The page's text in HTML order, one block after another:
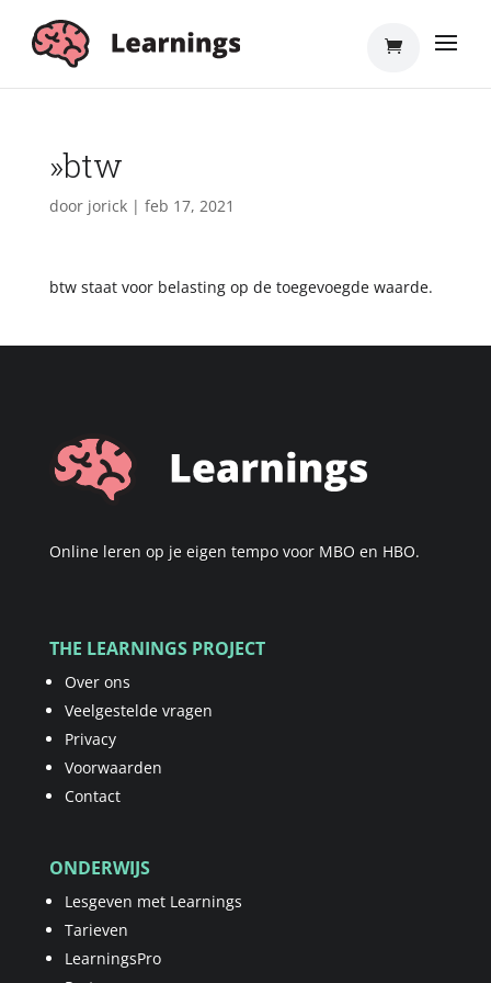
»btw
door jorick| feb 17, 2021
btw staat voor belasting op de toegevoegde waarde.
Online leren op je eigen tempo voor MBO en HBO.
THE LEARNINGS PROJECT
Over ons
Veelgestelde vragen
Privacy
Voorwaarden
Contact
ONDERWIJS
Lesgeven met Learnings
Tarieven
LearningsPro